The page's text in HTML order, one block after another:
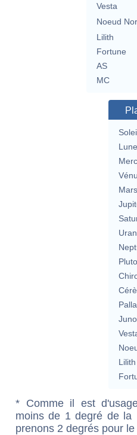
Vesta
Noeud
Lilith
Fortune
AS
MC
Lune
Mars
Lilith
* Comme il est
moins de 1 degré de la
prenons 2 degrés pour